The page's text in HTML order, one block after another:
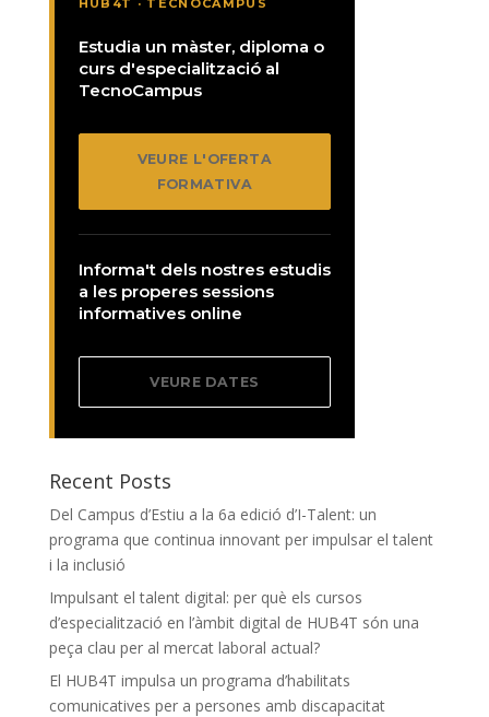
HUB4T · TECNOCAMPUS
Estudia un màster, diploma o
curs d'especialització al
TecnoCampus
VEURE L'OFERTA
FORMATIVA
Informa't dels nostres estudis
a les properes sessions
informatives online
VEURE DATES
Recent Posts
Del Campus d’Estiu a la 6a edició d’I-Talent: un
programa que continua innovant per impulsar el talent
i la inclusió
Impulsant el talent digital: per què els cursos
d’especialització en l’àmbit digital de HUB4T són una
peça clau per al mercat laboral actual?
El HUB4T impulsa un programa d’habilitats
comunicatives per a persones amb discapacitat